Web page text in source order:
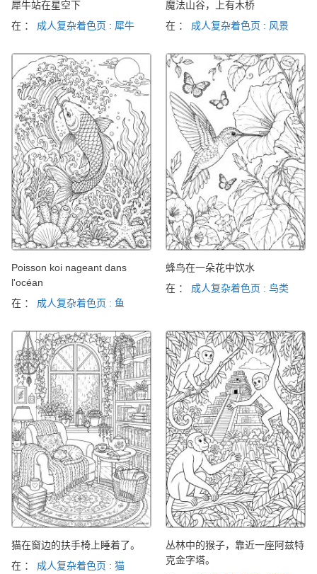
犀牛站在星空下
在 ： 成人复杂着色页 : 犀牛
魔法山谷，上有木桥
在 ： 成人复杂着色页 : 风景
Poisson koi nageant dans
l'océan
在 ： 成人复杂着色页 : 鱼
蜂鸟在一朵花中饮水
在 ： 成人复杂着色页 : 鸟类
猫在窗边的扶手椅上睡着了。
在 ： 成人复杂着色页 : 猫
丛林中的猴子，靠近一座阿兹特
克金字塔。